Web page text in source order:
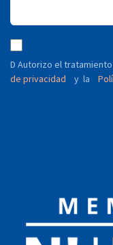
D Autorizo ​​el
de privacidad
y la